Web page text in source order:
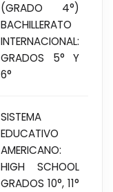
(GRADO 4°)
BACHILLERATO
INTERNACIONAL:
GRADOS 5° Y
6°
SISTEMA
EDUCATIVO
AMERICANO:
HIGH SCHOOL
GRADOS 10°, 11°